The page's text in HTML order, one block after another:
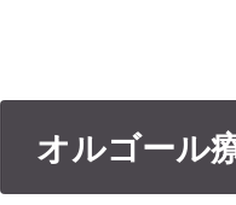
オルゴール